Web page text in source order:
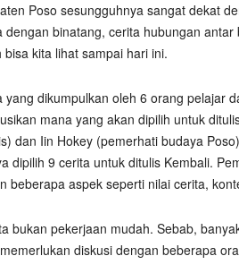
Poso sesungguhnya sangat dekat
dengan binatang, cerita hubungan
kita lihat sampai hari ini.
yang dikumpulkan oleh 6 orang pelajar
mana yang akan dipilih untuk
dan Iin Hokey (pemerhati budaya
dipilih 9 cerita untuk ditulis Kembali.
beberapa aspek seperti nilai cerita,
bukan pekerjaan mudah. Sebab,
diskusi dengan beberapa